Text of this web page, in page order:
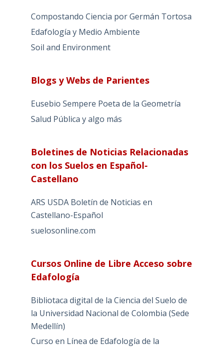
Compostando Ciencia por Germán Tortosa
Edafología y Medio Ambiente
Soil and Environment
Blogs y Webs de Parientes
Eusebio Sempere Poeta de la Geometría
Salud Pública y algo más
Boletines de Noticias Relacionadas
con los Suelos en Español-
Castellano
ARS USDA Boletín de Noticias en
Castellano-Español
suelosonline.com
Cursos Online de Libre Acceso sobre
Edafología
Bibliotaca digital de la Ciencia del Suelo de
la Universidad Nacional de Colombia (Sede
Medellín)
Curso en Línea de Edafología de la